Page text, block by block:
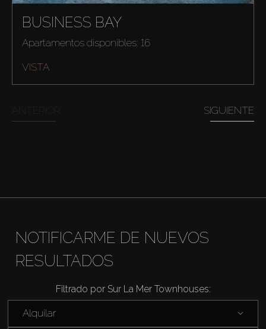
BUSINESS BAY
Apartamentos disponibles: 16
VISTA
SIGUIENTE
NOTIFICARME DE NUEVOS
RESULTADOS
Filtrado por Sur La Mer Townhouses:
Alquilar